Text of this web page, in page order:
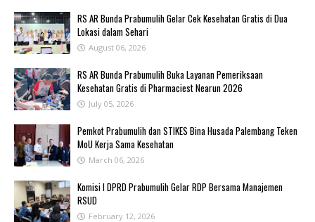
RS AR Bunda Prabumulih Gelar Cek Kesehatan Gratis di Dua
Lokasi dalam Sehari
August 06, 2026
RS AR Bunda Prabumulih Buka Layanan Pemeriksaan
Kesehatan Gratis di Pharmaciest Nearun 2026
July 05, 2026
Pemkot Prabumulih dan STIKES Bina Husada Palembang Teken
MoU Kerja Sama Kesehatan
March 06, 2026
Komisi I DPRD Prabumulih Gelar RDP Bersama Manajemen
RSUD
February 12, 2026